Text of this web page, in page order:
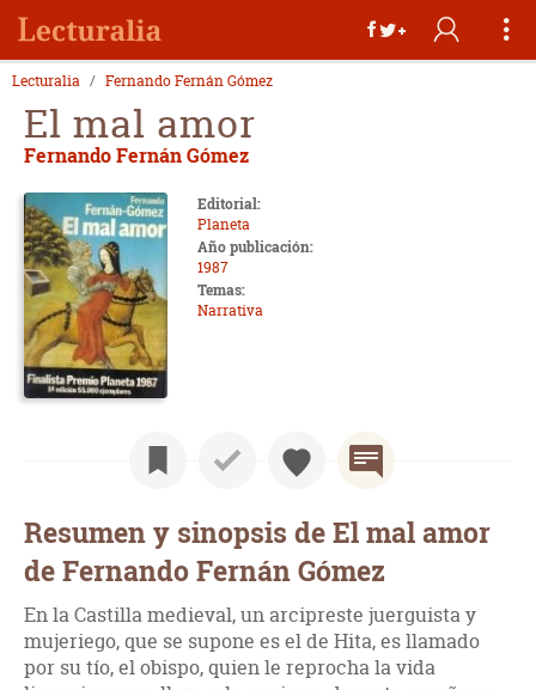
Lecturalia Fernando Fernán Gómez
El mal amor
Fernando Fernán Gómez
Editorial:
Planeta
Año publicación:
1987
Temas:
Narrativa
Resumen y sinopsis de El mal amor
de Fernando Fernán Gómez
En la Castilla medieval, un arcipreste juerguista y
mujeriego, que se supone es el de Hita, es llamado
por su tío, el obispo, quien le reprocha la vida